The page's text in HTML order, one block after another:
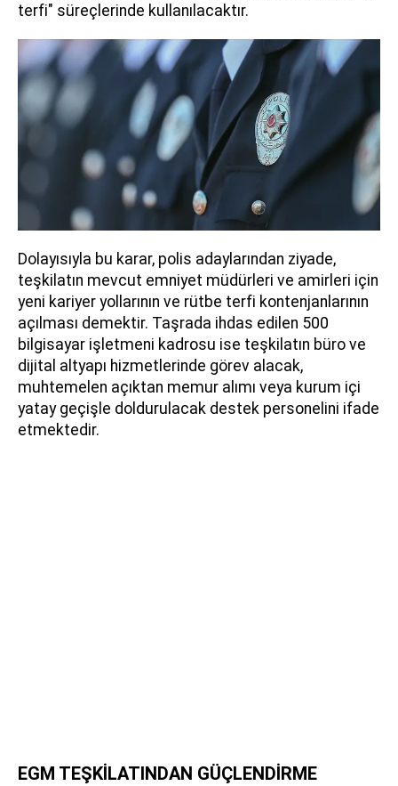
terfi" süreçlerinde kullanılacaktır.
Dolayısıyla bu karar, polis adaylarından ziyade,
teşkilatın mevcut emniyet müdürleri ve amirleri için
yeni kariyer yollarının ve rütbe terfi kontenjanlarının
açılması demektir. Taşrada ihdas edilen 500
bilgisayar işletmeni kadrosu ise teşkilatın büro ve
dijital altyapı hizmetlerinde görev alacak,
muhtemelen açıktan memur alımı veya kurum içi
yatay geçişle doldurulacak destek personelini ifade
etmektedir.
EGM TEŞKİLATINDAN GÜÇLENDİRME